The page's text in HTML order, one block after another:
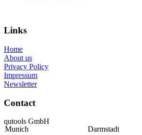
Links
Home
About us
Privacy Policy
Impressum
Newsletter
Contact
qutools GmbH
Munich
Darmstadt